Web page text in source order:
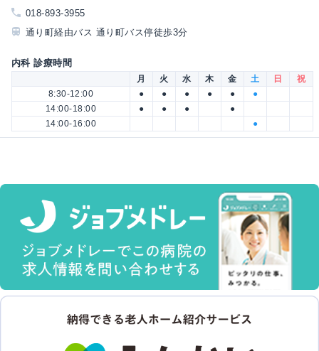
018-893-3955
通り町経由バス 通り町バス停徒歩3分
内科 診療時間
月 火 水 木 金 土 日
祝
8:30-12:00
● ● ● ● ●
●
14:00-18:00
● ● ●
●
14:00-16:00
●